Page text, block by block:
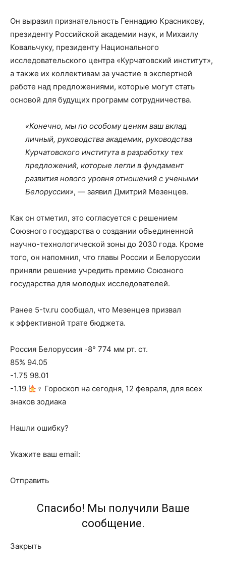
Он выразил признательность Геннадию Красникову,
президенту Российской академии наук, и Михаилу
Ковальчуку, президенту Национального
исследовательского центра «Курчатовский институт»,
а также их коллективам за участие в экспертной
работе над предложениями, которые могут стать
основой для будущих программ сотрудничества.
«Конечно, мы по особому ценим ваш вклад
личный, руководства академии, руководства
Курчатовского института в разработку тех
предложений, которые легли в фундамент
развития нового уровня отношений с учеными
Белоруссии», — заявил Дмитрий Мезенцев.
Как он отметил, это согласуется с решением
Союзного государства о создании объединенной
научно-технологической зоны до 2030 года. Кроме
того, он напомнил, что главы России и Белоруссии
приняли решение учредить премию Союзного
государства для молодых исследователей.
Ранее 5-tv.ru сообщал, что Мезенцев призвал
к эффективной трате бюджета.
Россия Белоруссия -8° 774 мм рт. ст.
85% 94.05
-1.75 98.01
-1.19
‍♀ Гороскоп на сегодня, 12 февраля, для всех
знаков зодиака
Нашли ошибку?
Укажите ваш email:
Отправить
Спасибо! Мы получили Ваше
сообщение.
Закрыть